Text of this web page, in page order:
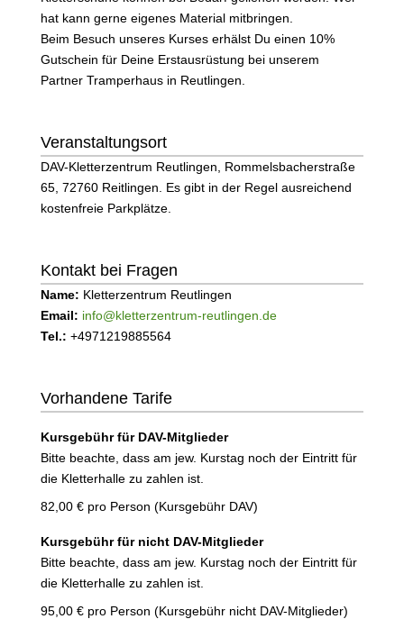
hat kann gerne eigenes Material mitbringen.
Beim Besuch unseres Kurses erhälst Du einen 10%
Gutschein für Deine Erstausrüstung bei unserem
Partner Tramperhaus in Reutlingen.
Veranstaltungsort
DAV-Kletterzentrum Reutlingen, Rommelsbacherstraße
65, 72760 Reitlingen. Es gibt in der Regel ausreichend
kostenfreie Parkplätze.
Kontakt bei Fragen
Name: Kletterzentrum Reutlingen
Email: info@kletterzentrum-reutlingen.de
Tel.: +4971219885564
Vorhandene Tarife
Kursgebühr für DAV-Mitglieder
Bitte beachte, dass am jew. Kurstag noch der Eintritt für
die Kletterhalle zu zahlen ist.
82,00 € pro Person (Kursgebühr DAV)
Kursgebühr für nicht DAV-Mitglieder
Bitte beachte, dass am jew. Kurstag noch der Eintritt für
die Kletterhalle zu zahlen ist.
95,00 € pro Person (Kursgebühr nicht DAV-Mitglieder)